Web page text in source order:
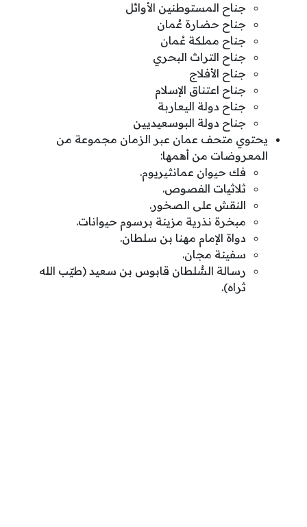
جناح المستوطنين الأوائل
جناح حضارة عُمان
جناح مملكة عُمان
جناح التراث البحري
جناح الأفلاج
جناح اعتناق الإسلام
جناح دولة اليعاربة
جناح دولة البوسعيديين
يحتوي متحف عمان عبر الزمان مجموعة من
المعروضات من أهمها:
فك حيوان عمانثيريوم.
ثلاثيات الفصوص.
النقش على الصخور.
مبخرة نذرية مزينة برسوم حيوانات.
دواة الإمام مهنا بن سلطان.
سفينة مجان.
رسالة السُّلطان قابوس بن سعيد (طيّب الله
ثراه).